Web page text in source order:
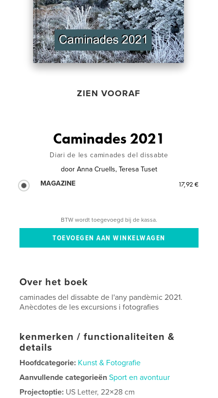
ZIEN VOORAF
Caminades 2021
Diari de les caminades del dissabte
door Anna Cruells, Teresa Tuset
MAGAZINE
17,92 €
BTW wordt toegevoegd bij de kassa.
Over het boek
caminades del dissabte de l'any pandèmic 2021.
Anècdotes de les excursions i fotografies
kenmerken / functionaliteiten &
details
Hoofdcategorie: Kunst & Fotografie
Aanvullende categorieën Sport en avontuur
Projectoptie: US Letter, 22×28 cm